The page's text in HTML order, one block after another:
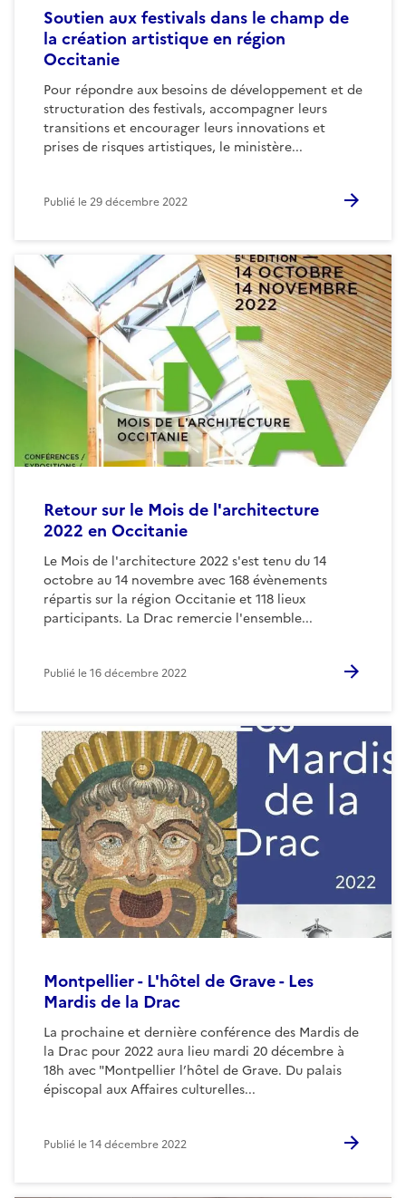
Soutien aux festivals dans le champ de
la création artistique en région
Occitanie
Pour répondre aux besoins de développement et de
structuration des festivals, accompagner leurs
transitions et encourager leurs innovations et
prises de risques artistiques, le ministère...
Publié le29 décembre 2022
Retour sur le Mois de l'architecture
2022 en Occitanie
Le Mois de l'architecture 2022 s'est tenu du 14
octobre au 14 novembre avec 168 évènements
répartis sur la région Occitanie et 118 lieux
participants. La Drac remercie l'ensemble...
Publié le16 décembre 2022
Montpellier - L'hôtel de Grave - Les
Mardis de la Drac
La prochaine et dernière conférence des Mardis de
la Drac pour 2022 aura lieu mardi 20 décembre à
18h avec "Montpellier l’hôtel de Grave. Du palais
épiscopal aux Affaires culturelles...
Publié le14 décembre 2022